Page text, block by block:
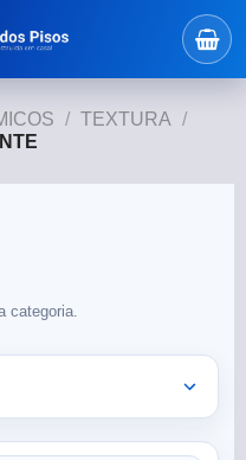
/ TEXTURA /
categoria.